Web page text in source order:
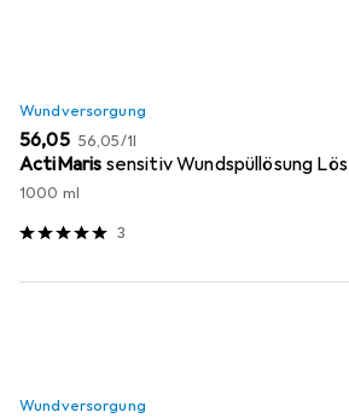
Wundversorgung
EUR
56,05 EUR
56,05/1l
ActiMaris sensitiv Wundspüllösung Lös
1000 ml
3
Wundversorgung